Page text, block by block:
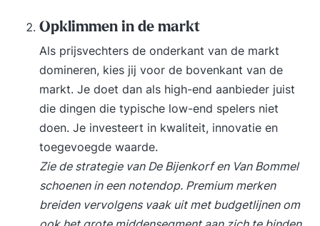
van machine learning en generatieve AI
beschrijven; begrijpen hoe AI-projecten worden
opgezet en uitgevoerd; de rol van data binnen
AI-projecten uitleggen; risico’s, bias, ethische
dilemma’s en governance-vraagstukken
herkennen; beoordelen hoe AI verantwoord kan
worden toegepast binnen organisaties en
overheden; uitleggen hoe mensen en AI effectief
samenwerken; kansen en uitdagingen van AI
binnen jouw organisatie identificeren; beter
onderbouwde beslissingen nemen over AI-
Opklimmen in de markt
Als prijsvechters de onderkant van de markt
domineren, kies jij voor de bovenkant van de
markt. Je doet dan als high-end aanbieder juist
die dingen die typische low-end spelers niet
doen. Je investeert in kwaliteit, innovatie en
toegevoegde waarde.
Zie de strategie van De Bijenkorf en Van Bommel
schoenen in een notendop. Premium merken
breiden vervolgens vaak uit met budgetlijnen om